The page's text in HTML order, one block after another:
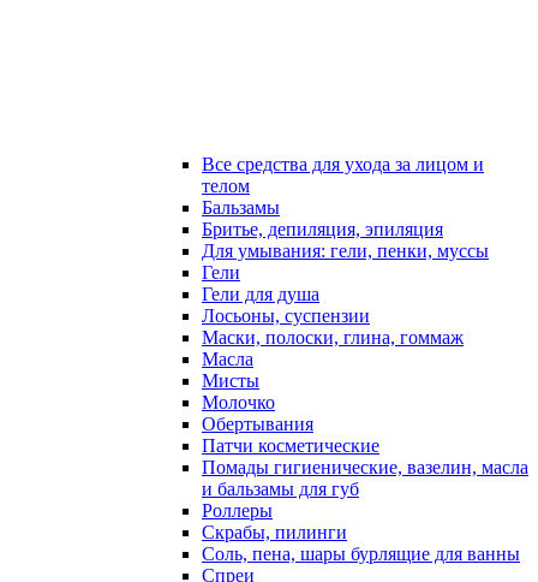
Все средства для ухода за лицом и
телом
Бальзамы
Бритье, депиляция, эпиляция
Для умывания: гели, пенки, муссы
Гели
Гели для душа
Лосьоны, суспензии
Маски, полоски, глина, гоммаж
Масла
Мисты
Молочко
Обертывания
Патчи косметические
Помады гигиенические, вазелин, масла
и бальзамы для губ
Роллеры
Скрабы, пилинги
Соль, пена, шары бурлящие для ванны
Спреи